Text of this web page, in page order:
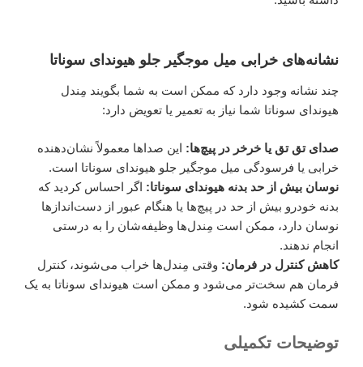
نشانه‌های خرابی میل موجگیر جلو هیوندای سوناتا
چند نشانه وجود دارد که ممکن است به شما بگویند مِندل
هیوندای سوناتا شما نیاز به تعمیر یا تعویض دارد:
صدای تق تق یا خرخر در پیچ‌ها: این صداها معمولاً نشان‌دهنده
خرابی یا فرسودگی میل موجگیر جلو هیوندای سوناتا است.
نوسان بیش از حد بدنه هیوندای سوناتا: اگر احساس کردید که
بدنه خودرو بیش از حد در پیچ‌ها یا هنگام عبور از دست‌اندازها
نوسان دارد، ممکن است مِندل‌ها وظیفه‌شان را به درستی
انجام ندهند.
کاهش کنترل در فرمان: وقتی مِندل‌ها خراب می‌شوند، کنترل
فرمان هم سخت‌تر می‌شود و ممکن است هیوندای سوناتا به یک
سمت کشیده شود.
توضیحات تکمیلی